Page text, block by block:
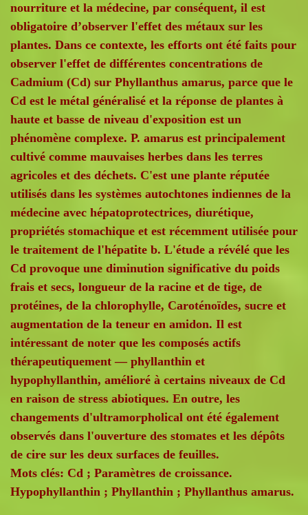
nourriture et la médecine, par conséquent, il est
obligatoire d’observer l'effet des métaux sur les
plantes. Dans ce contexte, les efforts ont été faits pour
observer l'effet de différentes concentrations de
Cadmium (Cd) sur Phyllanthus amarus, parce que le
Cd est le métal généralisé et la réponse de plantes à
haute et basse de niveau d'exposition est un
phénomène complexe. P. amarus est principalement
cultivé comme mauvaises herbes dans les terres
agricoles et des déchets. C'est une plante réputée
utilisés dans les systèmes autochtones indiennes de la
médecine avec hépatoprotectrices, diurétique,
propriétés stomachique et est récemment utilisée pour
le traitement de l'hépatite b. L'étude a révélé que les
Cd provoque une diminution significative du poids
frais et secs, longueur de la racine et de tige, de
protéines, de la chlorophylle, Caroténoïdes, sucre et
augmentation de la teneur en amidon. Il est
intéressant de noter que les composés actifs
thérapeutiquement — phyllanthin et
hypophyllanthin, amélioré à certains niveaux de Cd
en raison de stress abiotiques. En outre, les
changements d'ultramorpholical ont été également
observés dans l'ouverture des stomates et les dépôts
de cire sur les deux surfaces de feuilles.
Mots clés: Cd ; Paramètres de croissance.
Hypophyllanthin ; Phyllanthin ; Phyllanthus amarus.